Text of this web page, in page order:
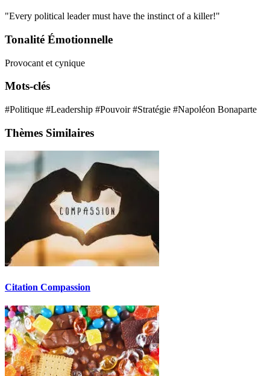
"Every political leader must have the instinct of a killer!"
Tonalité Émotionnelle
Provocant et cynique
Mots-clés
#Politique #Leadership #Pouvoir#Stratégie #Napoléon Bonaparte
Thèmes Similaires
Citation Compassion